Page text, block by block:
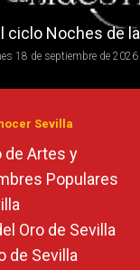
ciclo Noches de
18 de septiembre de
Sevilla
de Artes y
Populares
Oro de Sevilla
de Sevilla